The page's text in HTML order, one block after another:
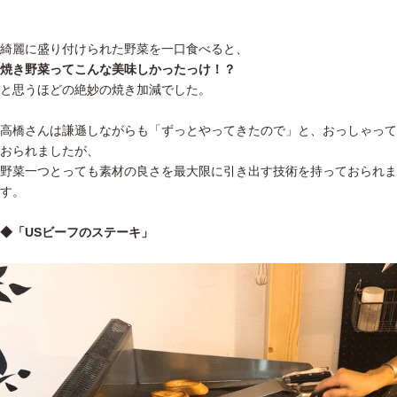
綺麗に盛り付けられた野菜を一口食べると、
焼き野菜ってこんな美味しかったっけ！？
と思うほどの絶妙の焼き加減でした。
高橋さんは謙遜しながらも「ずっとやってきたので」と、おっしゃって
おられましたが、
野菜一つとっても素材の良さを最大限に引き出す技術を持っておられま
す。
◆「USビーフのステーキ」